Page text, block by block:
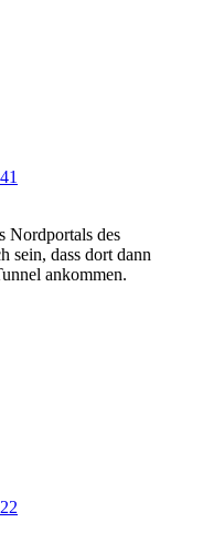
Nordportals des
sein, dass dort dann
ankommen.